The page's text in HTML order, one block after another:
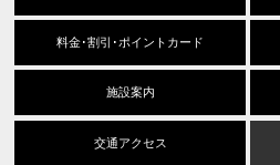
料金･割引･ポイントカード
施設案内
交通アクセス